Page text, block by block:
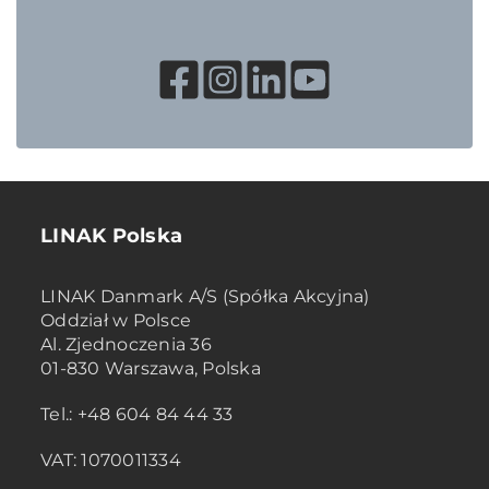
LINAK Polska
LINAK Danmark A/S (Spółka Akcyjna)
Oddział w Polsce
Al. Zjednoczenia 36
01-830 Warszawa, Polska
Tel.: +48 604 84 44 33
VAT: 1070011334